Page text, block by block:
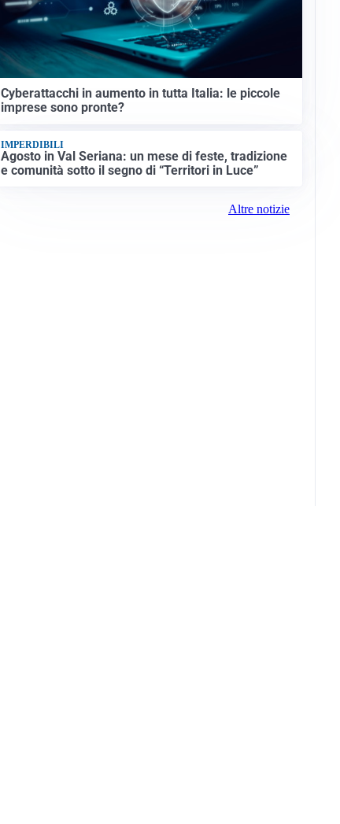
Cyberattacchi in aumento in tutta Italia: le piccole
imprese sono pronte?
IMPERDIBILI
Agosto in Val Seriana: un mese di feste, tradizione
e comunità sotto il segno di “Territori in Luce”
Altre notizie